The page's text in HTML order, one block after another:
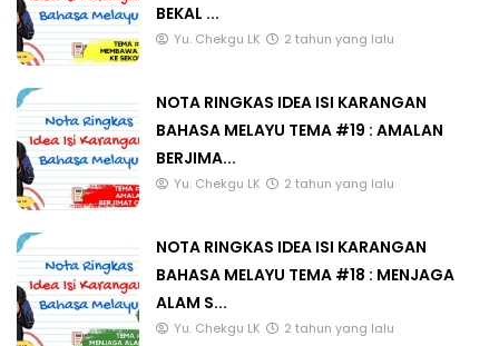
BEKAL ...
Yu. Chekgu LK 2 tahun yang lalu
NOTA RINGKAS IDEA ISI KARANGAN
BAHASA MELAYU TEMA #19 : AMALAN
BERJIMA...
Yu. Chekgu LK 2 tahun yang lalu
NOTA RINGKAS IDEA ISI KARANGAN
BAHASA MELAYU TEMA #18 : MENJAGA
ALAM S...
Yu. Chekgu LK 2 tahun yang lalu